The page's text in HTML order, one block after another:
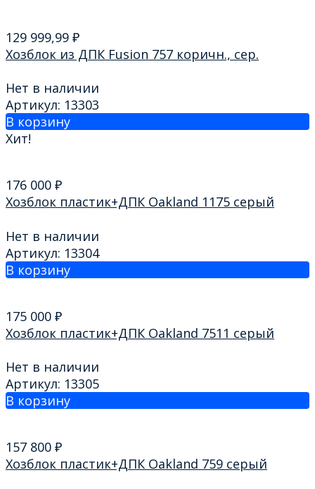
129 999,99 ₽
Хозблок из ДПК Fusion 757 коричн., сер.
Нет в наличии
Артикул: 13303
В корзину
Хит!
176 000 ₽
Хозблок пластик+ДПК Oakland 1175 серый
Нет в наличии
Артикул: 13304
В корзину
175 000 ₽
Хозблок пластик+ДПК Oakland 7511 серый
Нет в наличии
Артикул: 13305
В корзину
157 800 ₽
Хозблок пластик+ДПК Oakland 759 серый